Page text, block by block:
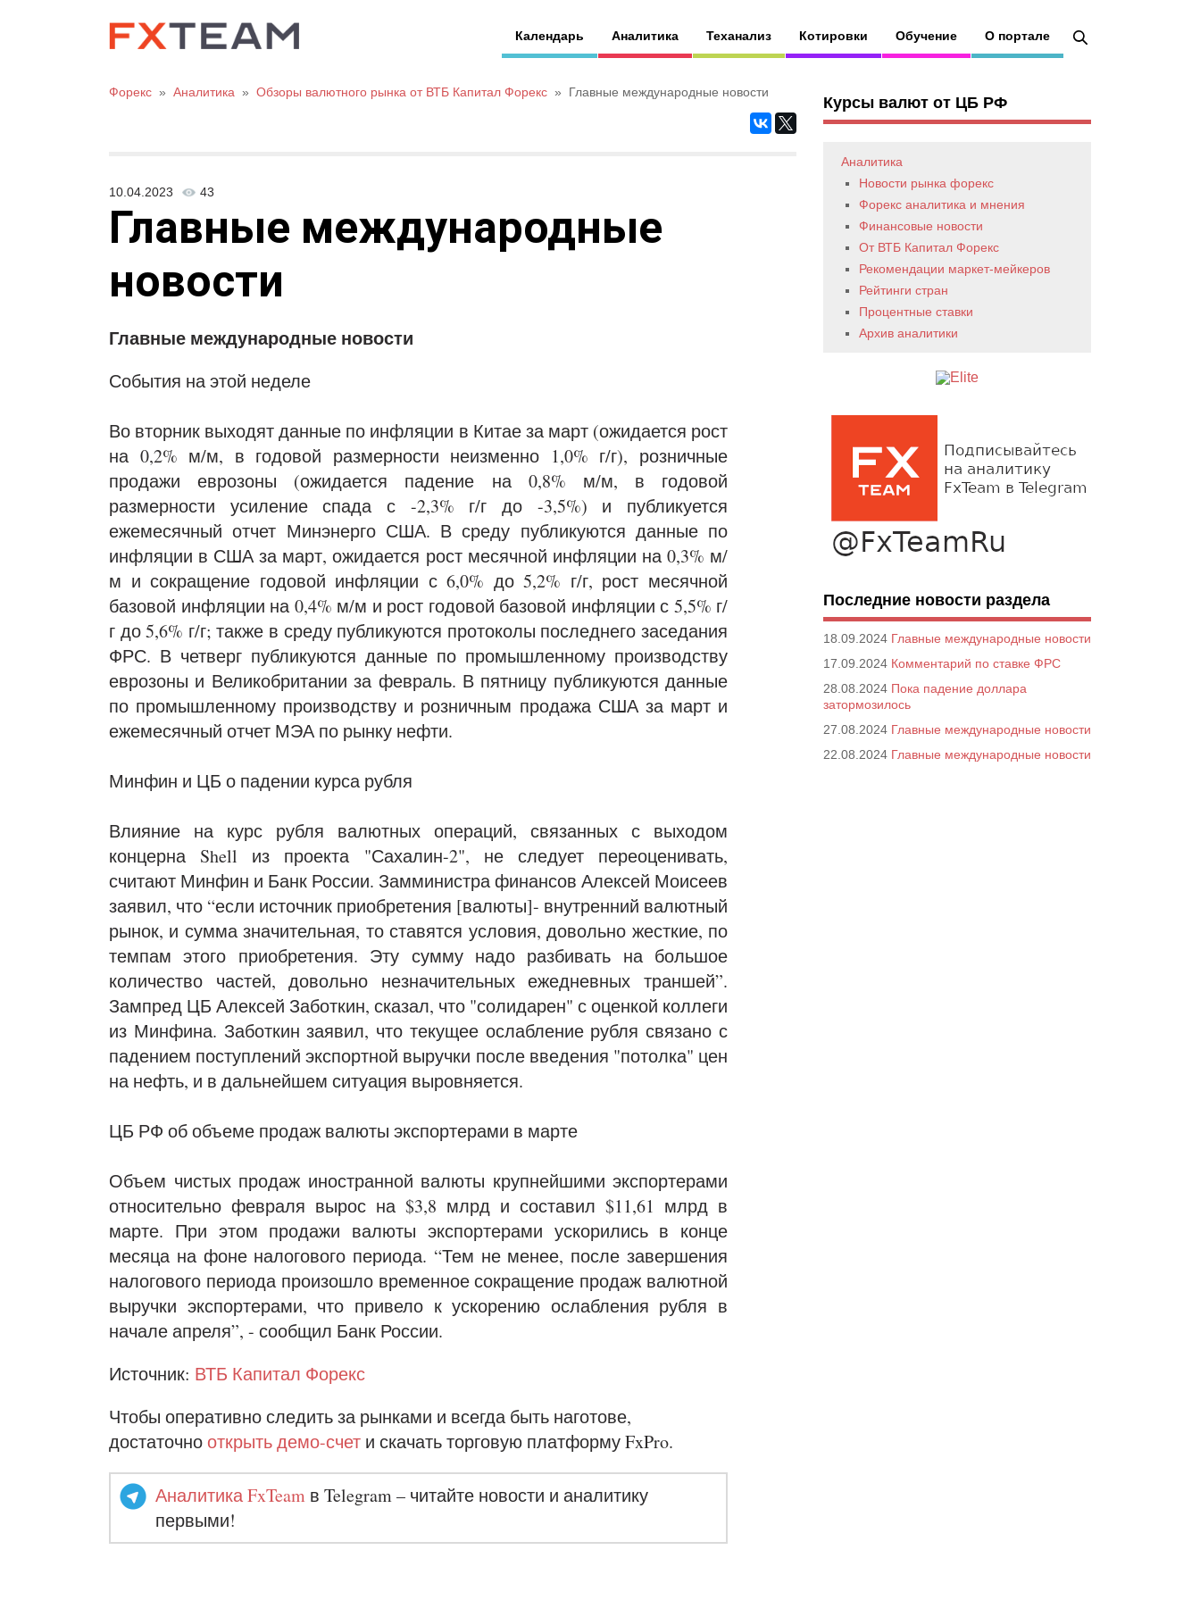
Календарь Аналитика Теханализ Котировки Обучение О портале
Форекс » Аналитика » Обзоры валютного рынка от ВТБ Капитал Форекс » Главные международные новости
10.04.2023 43
Главные международные
новости
Главные международные новости
События на этой неделе
Во вторник выходят данные по инфляции в Китае за март (ожидается рост
на 0,2% м/м, в годовой размерности неизменно 1,0% г/г), розничные
продажи еврозоны (ожидается падение на 0,8% м/м, в годовой
размерности усиление спада с -2,3% г/г до -3,5%) и публикуется
ежемесячный отчет Минэнерго США. В среду публикуются данные по
инфляции в США за март, ожидается рост месячной инфляции на 0,3% м/
м и сокращение годовой инфляции с 6,0% до 5,2% г/г, рост месячной
базовой инфляции на 0,4% м/м и рост годовой базовой инфляции с 5,5% г/
г до 5,6% г/г; также в среду публикуются протоколы последнего заседания
ФРС. В четверг публикуются данные по промышленному производству
еврозоны и Великобритании за февраль. В пятницу публикуются данные
по промышленному производству и розничным продажа США за март и
ежемесячный отчет МЭА по рынку нефти.
Минфин и ЦБ о падении курса рубля
Влияние на курс рубля валютных операций, связанных с выходом
концерна Shell из проекта "Сахалин-2", не следует переоценивать,
считают Минфин и Банк России. Замминистра финансов Алексей Моисеев
заявил, что “если источник приобретения [валюты]- внутренний валютный
рынок, и сумма значительная, то ставятся условия, довольно жесткие, по
темпам этого приобретения. Эту сумму надо разбивать на большое
количество частей, довольно незначительных ежедневных траншей”.
Зампред ЦБ Алексей Заботкин, сказал, что "солидарен" с оценкой коллеги
из Минфина. Заботкин заявил, что текущее ослабление рубля связано с
падением поступлений экспортной выручки после введения "потолка" цен
на нефть, и в дальнейшем ситуация выровняется.
ЦБ РФ об объеме продаж валюты экспортерами в марте
Объем чистых продаж иностранной валюты крупнейшими экспортерами
относительно февраля вырос на $3,8 млрд и составил $11,61 млрд в
марте. При этом продажи валюты экспортерами ускорились в конце
месяца на фоне налогового периода. “Тем не менее, после завершения
налогового периода произошло временное сокращение продаж валютной
выручки экспортерами, что привело к ускорению ослабления рубля в
начале апреля”, - сообщил Банк России.
Источник: ВТБ Капитал Форекс
Чтобы оперативно следить за рынками и всегда быть наготове,
достаточнооткрыть демо-счет и скачать торговую платформу FxPro.
Аналитика FxTeam в Telegram – читайте новости и аналитику
первыми!
Курсы валют от ЦБ РФ
Аналитика
Новости рынка форекс
Форекс аналитика и мнения
Финансовые новости
От ВТБ Капитал Форекс
Рекомендации маркет-мейкеров
Рейтинги стран
Процентные ставки
Архив аналитики
Последние новости раздела
18.09.2024 Главные международные новости
17.09.2024 Комментарий по ставке ФРС
28.08.2024 Пока падение доллара
затормозилось
27.08.2024 Главные международные новости
22.08.2024 Главные международные новости